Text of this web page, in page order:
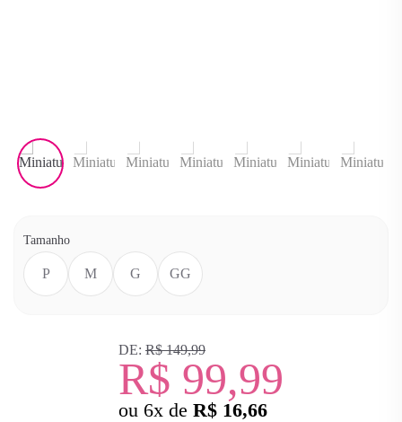
Tamanho
P M G GG
DE: R$ 149,99
R$ 99,99
ou 6x de R$ 16,66